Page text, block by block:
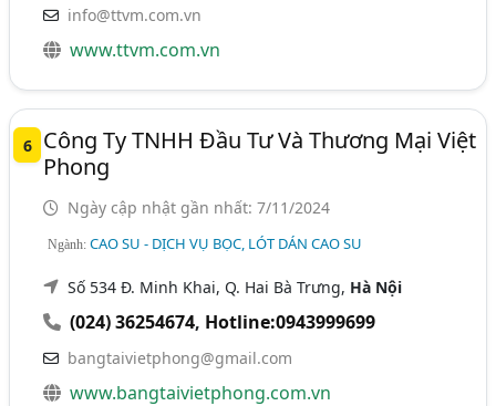
info@ttvm.com.vn
www.ttvm.com.vn
6
Công Ty TNHH Đầu Tư Và Thương Mại Việt
Phong
Ngày cập nhật gần nhất: 7/11/2024
Ngành:CAO SU - DỊCH VỤ BỌC, LÓT DÁN CAO SU
Số 534 Đ. Minh Khai, Q. Hai Bà Trưng, Hà Nội
(024) 36254674, Hotline:0943999699
bangtaivietphong@gmail.com
www.bangtaivietphong.com.vn